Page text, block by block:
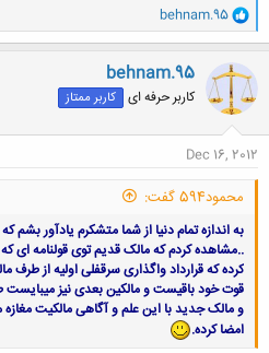
و
ا
ک
ن
ش
ه
ا
behnam.95
behnam.95
کاربر حرفه ای کاربر ممتاز
Dec 16, 2012
محمود594 گفت:
به اندازه تمام دنیا از شما متشکرم یادآور
..مشاهده کردم که مالک قدیم توی قولنامه ای
کرده که قرارداد واگذاری سرقفلی اولیه از
قوت خود باقیست و مالکین بعدی نیز میبایست
و مالک جدید با این علم و آگاهی مالکیت مغازه
امضا کرده.